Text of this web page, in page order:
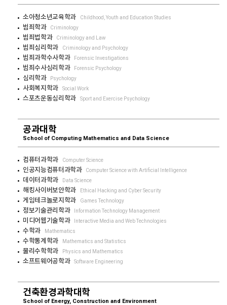
소아청소년교육학과 Childhood, Youth and Education Studies
범죄학과 Criminology
범죄법학과 Criminology and Law
범죄심리학과 Criminology and Psychology
범죄과학수사학과 Forensic Investigations
범죄수사심리학과 Forensic Psychology
심리학과 Psychology
사회복지학과 Social Work
스포츠운동심리학과 Sport and Exercise Psychology
공과대학
School of Computing Mathematics and Data Science
컴퓨터과학과 Computer Science
인공지능컴퓨터과학과 Computer Science with Artificial Intelligence
데이터과학과 Data Science
해킹사이버보안학과 Ethical Hacking and Cyber Security
게임테크놀로지학과 Games Technology
정보기술관리학과 Information Technology Management
미디어웹기술학과 Interactive Media and Web Technologies
수학과 Mathematics
수학통계학과 Mathematics and Statistics
물리수학학과 Physics and Mathematics
소프트웨어공학과 Software Engineering
건축환경과학대학
School of Energy, Construction and Environment